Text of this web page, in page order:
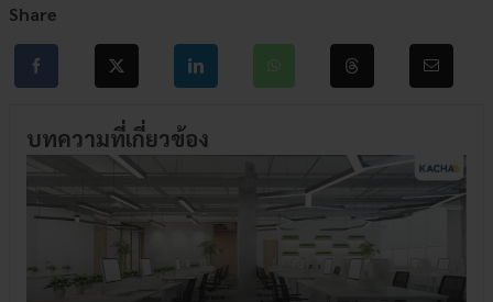
Share
บทความที่เกี่ยวข้อง